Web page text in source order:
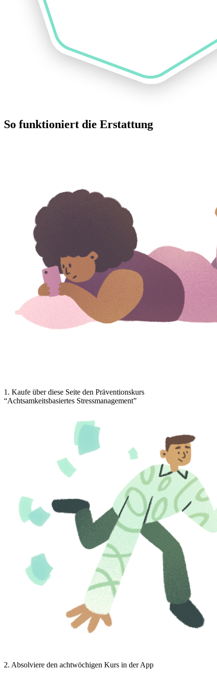
So funktioniert die Erstattung
1. Kaufe über diese Seite den Präventionskurs
“Achtsamkeitsbasiertes Stressmanagement”
2. Absolviere den achtwöchigen Kurs in der App